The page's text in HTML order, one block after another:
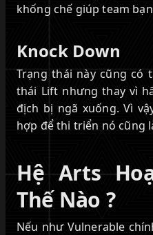
khống chế giúp team
Knock Down
Trạng thái này cũng có
thái Lift nhưng thay vì
địch bị ngã xuống. Vì
hợp để thi triển nó cũng
Hệ Arts
Thế Nào ?
Nếu như Vulnerable